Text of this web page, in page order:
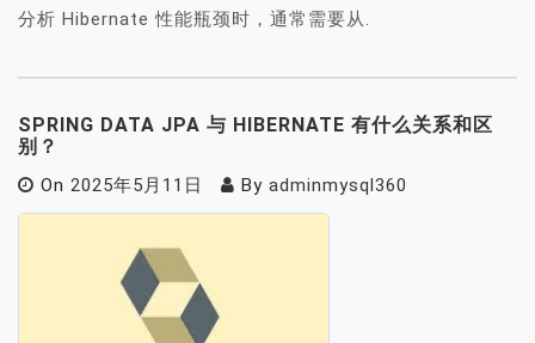
分析 Hibernate 性能瓶颈时，通常需要从.
SPRING DATA JPA 与 HIBERNATE 有什么关系和区
别？
On 2025年5月11日 By adminmysql360